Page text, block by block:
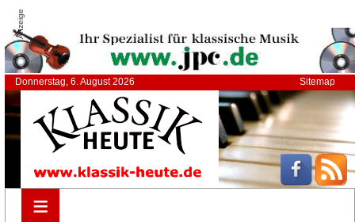
Anzeige
Donnerstag, 6. August 2026 Sitemap
≡
≡